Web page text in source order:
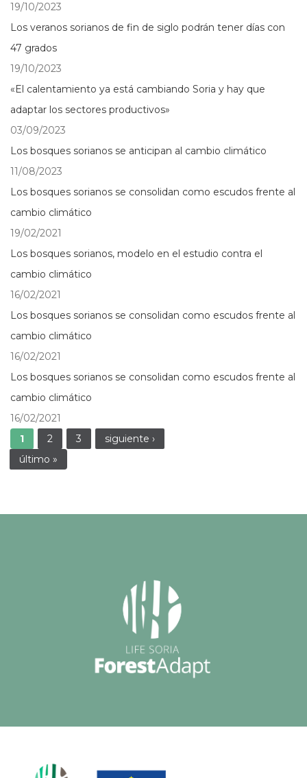
19/10/2023
Los veranos sorianos de fin de siglo podrán tener días con
47 grados
19/10/2023
«El calentamiento ya está cambiando Soria y hay que
adaptar los sectores productivos»
03/09/2023
Los bosques sorianos se anticipan al cambio climático
11/08/2023
Los bosques sorianos se consolidan como escudos frente al
cambio climático
19/02/2021
Los bosques sorianos, modelo en el estudio contra el
cambio climático
16/02/2021
Los bosques sorianos se consolidan como escudos frente al
cambio climático
16/02/2021
Los bosques sorianos se consolidan como escudos frente al
cambio climático
16/02/2021
Páginas
1 2 3
siguiente ›
último »